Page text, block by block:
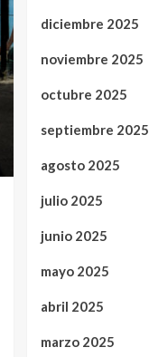
diciembre 2025
noviembre 2025
octubre 2025
septiembre 2025
agosto 2025
julio 2025
junio 2025
mayo 2025
abril 2025
marzo 2025